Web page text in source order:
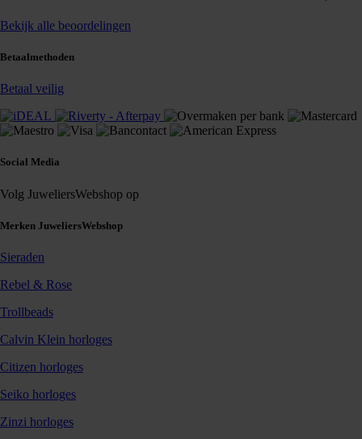
Bekijk alle beoordelingen
Betaalmethoden
Betaal veilig
Social Media
Volg JuweliersWebshop op
Merken JuweliersWebshop
Sieraden
Rebel & Rose
Trollbeads
Calvin Klein horloges
Citizen horloges
Seiko horloges
Zinzi horloges